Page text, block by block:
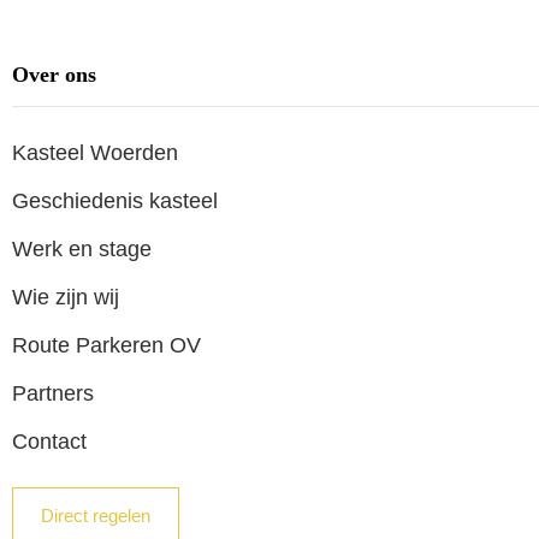
Over ons
Kasteel Woerden
Geschiedenis kasteel
Werk en stage
Wie zijn wij
Route Parkeren OV
Partners
Contact
Direct regelen